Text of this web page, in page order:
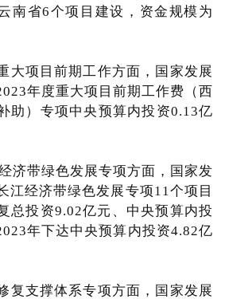
南省6个项目建设，资金规模为
项目前期工作方面，国家发展
年度重大项目前期工作费（西
助）专项中央预算内投资0.13亿
带绿色发展专项方面，国家发
江经济带绿色发展专项11个项目
总投资9.02亿元、中央预算内投
年下达中央预算内投资4.82亿
支撑体系专项方面，国家发展